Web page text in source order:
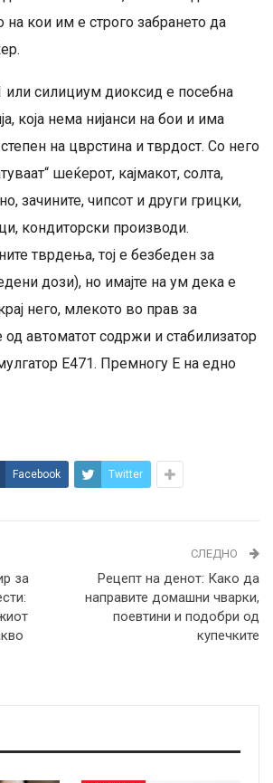
на кои им е строго забрането да
или силициум диоксид е посебна
која нема нијанси на бои и има
на цврстина и тврдост. Со него
шеќерот, кајмакот, солта,
зачините, чипсот и други грицки,
кондиторски производи.
тврдења, тој е безбеден за
дози), но имајте на ум дека е
него, млекото во прав за
автоматот содржи и стабилизатор
E471. Премногу Е на едно
Facebook Twitter
за
СЛЕДНО
Рецепт на денот: Како да
направите домашни чварки,
поевтини и подобри од
купечките